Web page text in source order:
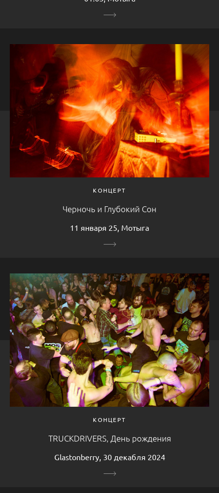
КОНЦЕРТ
Черночь и Глубокий Сон
11 января 25, Мотыга
КОНЦЕРТ
TRUCKDRIVERS, День рождения
Glastonberry, 30 декабля 2024